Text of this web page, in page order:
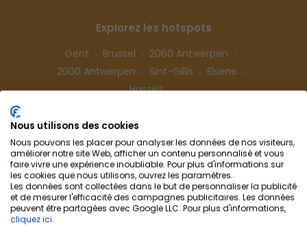
Explorez les hotspots
Gent Brussel
2060 Antwerpen
2000 Antwerpen
Sint-Gillis
Elsene
Hasselt
Suivez-nous
Nous utilisons des cookies
Nous pouvons les placer pour analyser les données de nos visiteurs,
améliorer notre site Web, afficher un contenu personnalisé et vous
faire vivre une expérience inoubliable. Pour plus d'informations sur
les cookies que nous utilisons, ouvrez les paramètres.
Les données sont collectées dans le but de personnaliser la publicité
et de mesurer l'efficacité des campagnes publicitaires. Les données
peuvent être partagées avec Google LLC. Pour plus d'informations,
cliquez ici.